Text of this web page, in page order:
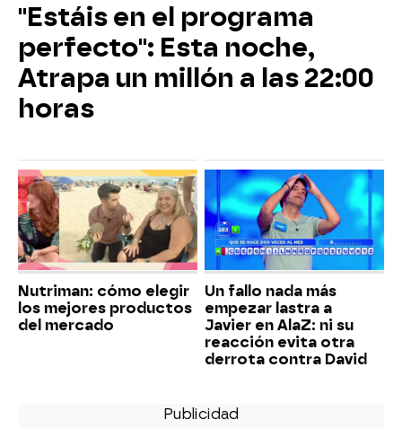
"Estáis en el programa
perfecto": Esta noche,
Atrapa un millón a las 22:00
horas
Nutriman: cómo elegir
los mejores productos
del mercado
Un fallo nada más
empezar lastra a
Javier en AlaZ: ni su
reacción evita otra
derrota contra David